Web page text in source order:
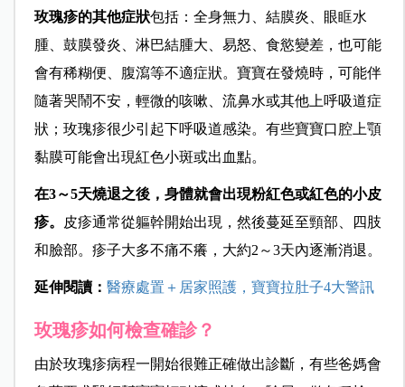
玫瑰疹的其他症狀包括：全身無力、結膜炎、眼眶水
腫、鼓膜發炎、淋巴結腫大、易怒、食慾變差，也可能
會有稀糊便、腹瀉等不適症狀。寶寶在發燒時，可能伴
隨著哭鬧不安，輕微的咳嗽、流鼻水或其他上呼吸道症
狀；玫瑰疹很少引起下呼吸道感染。有些寶寶口腔上顎
黏膜可能會出現紅色小斑或出血點。
在3～5天燒退之後，身體就會出現粉紅色或紅色的小皮
疹。
皮疹通常從軀幹開始出現，然後蔓延至頸部、四肢
和臉部。疹子大多不痛不癢，大約2～3天內逐漸消退。
延伸閱讀： 醫療處置＋居家照護，寶寶拉肚子4大警訊
玫瑰疹如何檢查確診？
由於玫瑰疹病程一開始很難正確做出診斷，有些爸媽會